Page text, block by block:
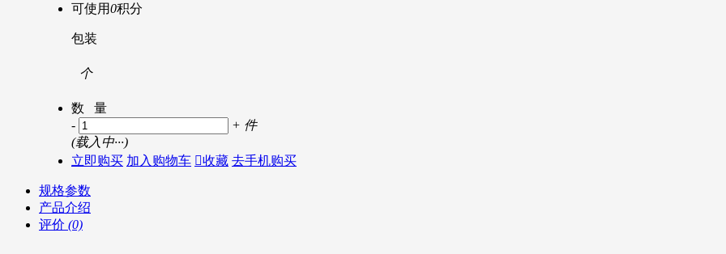
可使用0积分
包装
个
数 量
-
+ 件
(载入中···)
立即购买 加入购物车 收藏 去手机购买
规格参数
产品介绍
评价 (0)